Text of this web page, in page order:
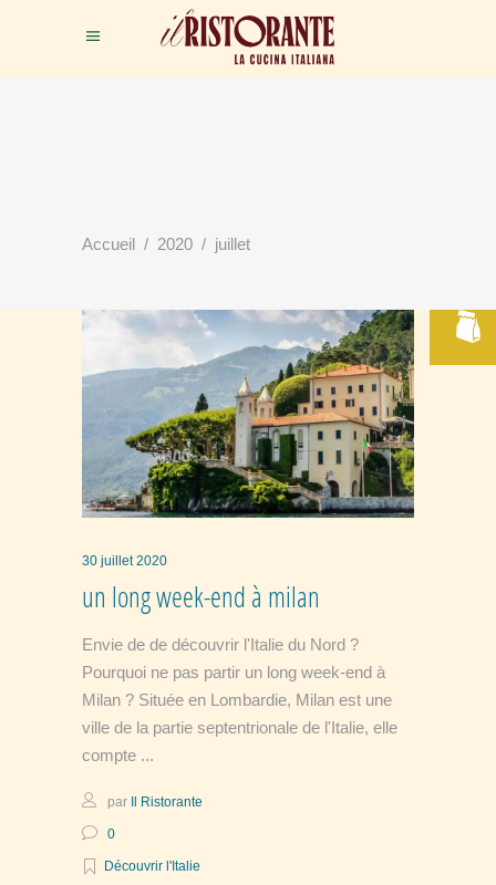
Accueil / 2020 / juillet
30 juillet 2020
un long week-end à milan
Envie de de découvrir l'Italie du Nord ?
Pourquoi ne pas partir un long week-end à
Milan ? Située en Lombardie, Milan est une
ville de la partie septentrionale de l'Italie, elle
compte
par Il Ristorante
0
Découvrir l'Italie